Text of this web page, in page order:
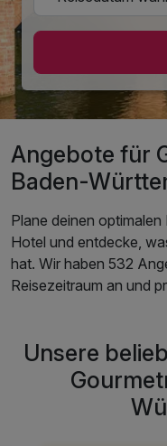
Angebote für
Baden-
Plane deinen
Hotel und entdecke,
hat. Wir haben 532
Reisezeitraum an und
Unsere